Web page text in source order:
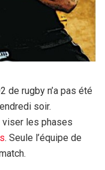
de rugby n’a pas été
soir.
viser les phases
. Seule l’équipe de